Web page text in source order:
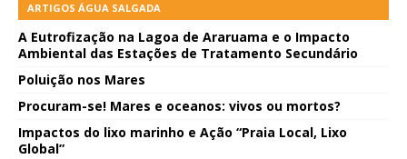
ARTIGOS ÁGUA SALGADA
A Eutrofização na Lagoa de Araruama e o Impacto
Ambiental das Estações de Tratamento Secundário
Poluição nos Mares
Procuram-se! Mares e oceanos: vivos ou mortos?
Impactos do lixo marinho e Ação “Praia Local, Lixo
Global”